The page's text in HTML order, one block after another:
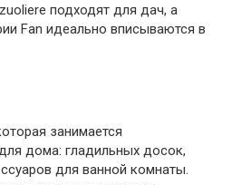
подходят для дач, а
Fan идеально вписываются в
занимается
дома: гладильных досок,
для ванной комнаты.